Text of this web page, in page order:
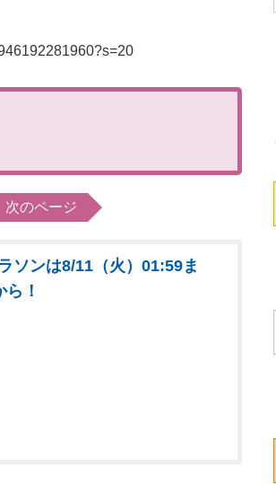
次のページ
ソンは8/11（火）01:59ま
！